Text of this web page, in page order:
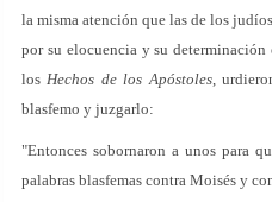
la misma atención que las de los
por su elocuencia y su
losHechos de los Apóstoles,
blasfemo y juzgarlo:
"Entonces sobornaron a unos para
palabras blasfemas contra Moisés y